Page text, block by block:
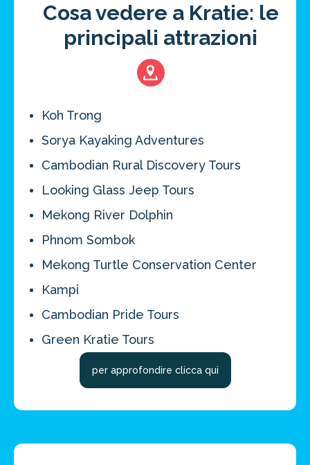
Cosa vedere a Kratie: le
principali attrazioni
Koh Trong
Sorya Kayaking Adventures
Cambodian Rural Discovery Tours
Looking Glass Jeep Tours
Mekong River Dolphin
Phnom Sombok
Mekong Turtle Conservation Center
Kampi
Cambodian Pride Tours
Green Kratie Tours
per approfondire clicca qui
Risparmia oltre il 21%!
approfitta del nostro 4-2-1
4 promozioni, 2 omaggi e 1 Novità!
ATTIVA OFFERTA